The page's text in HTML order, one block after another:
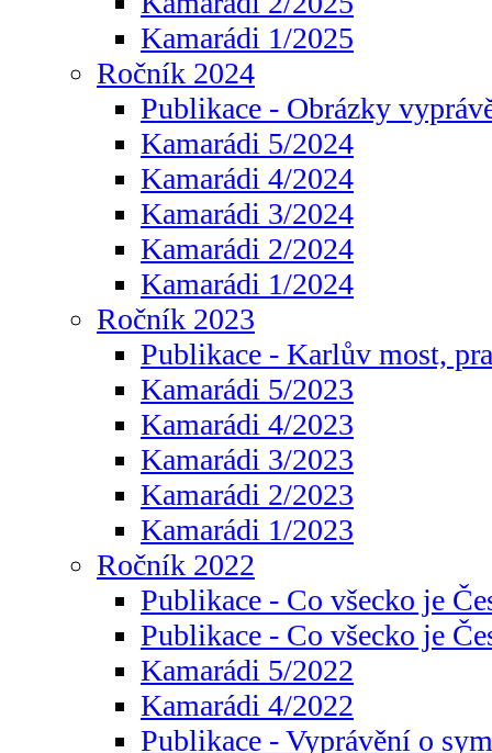
Kamarádi 1/2025
Ročník 2024
Publikace - Obrázky
Kamarádi 5/2024
Kamarádi 4/2024
Kamarádi 3/2024
Kamarádi 2/2024
Kamarádi 1/2024
Ročník 2023
Publikace - Karlův most,
Kamarádi 5/2023
Kamarádi 4/2023
Kamarádi 3/2023
Kamarádi 2/2023
Kamarádi 1/2023
Ročník 2022
Publikace - Co všecko je
Publikace - Co všecko je
Kamarádi 5/2022
Kamarádi 4/2022
Publikace - Vyprávění o